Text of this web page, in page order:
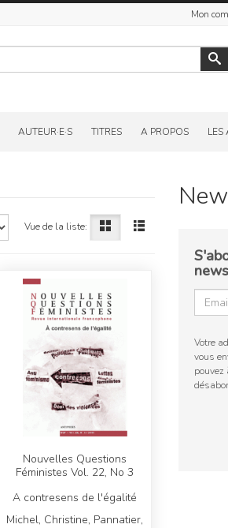
Mon
AUTEUR·E·S TITRES A PROPOS LES
Vue de la liste:
Nouvelles Questions
Féministes Vol. 22, No 3
A contresens de l'égalité
Michel, Christine, Pannatier,
Votre
vous